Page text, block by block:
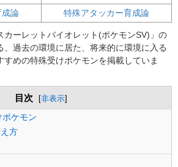
論
特殊アタッカー育成論
カーレットバイオレット(ポケモンSV)」の
、過去の環境に居た、将来的に環境に入る
すめの特殊受けポケモンを掲載していま
目次 [非表示]
ポケモン
方